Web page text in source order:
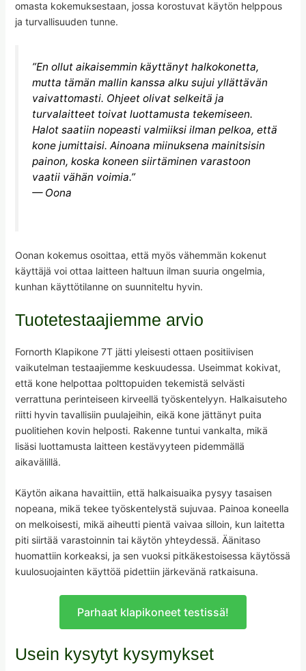
omasta kokemuksestaan, jossa korostuvat käytön helppous
ja turvallisuuden tunne.
”En ollut aikaisemmin käyttänyt halkokonetta,
mutta tämän mallin kanssa alku sujui yllättävän
vaivattomasti. Ohjeet olivat selkeitä ja
turvalaitteet toivat luottamusta tekemiseen.
Halot saatiin nopeasti valmiiksi ilman pelkoa, että
kone jumittaisi. Ainoana miinuksena mainitsisin
painon, koska koneen siirtäminen varastoon
vaatii vähän voimia.”
— Oona
Oonan kokemus osoittaa, että myös vähemmän kokenut
käyttäjä voi ottaa laitteen haltuun ilman suuria ongelmia,
kunhan käyttötilanne on suunniteltu hyvin.
Tuotetestaajiemme arvio
Fornorth Klapikone 7T jätti yleisesti ottaen positiivisen
vaikutelman testaajiemme keskuudessa. Useimmat kokivat,
että kone helpottaa polttopuiden tekemistä selvästi
verrattuna perinteiseen kirveellä työskentelyyn. Halkaisuteho
riitti hyvin tavallisiin puulajeihin, eikä kone jättänyt puita
puolitiehen kovin helposti. Rakenne tuntui vankalta, mikä
lisäsi luottamusta laitteen kestävyyteen pidemmällä
aikavälillä.
Käytön aikana havaittiin, että halkaisuaika pysyy tasaisen
nopeana, mikä tekee työskentelystä sujuvaa. Painoa koneella
on melkoisesti, mikä aiheutti pientä vaivaa silloin, kun laitetta
piti siirtää varastoinnin tai käytön yhteydessä. Äänitaso
huomattiin korkeaksi, ja sen vuoksi pitkäkestoisessa käytössä
kuulosuojainten käyttöä pidettiin järkevänä ratkaisuna.
Parhaat klapikoneet testissä!
Usein kysytyt kysymykset